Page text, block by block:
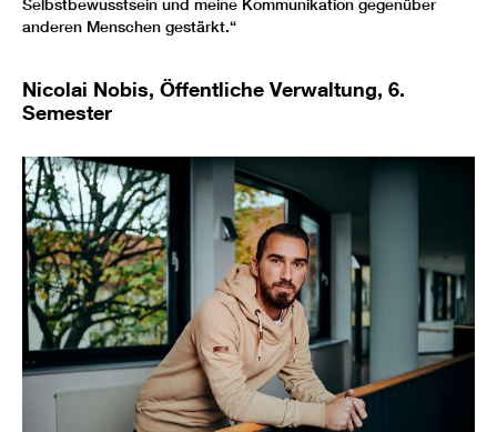
Selbstbewusstsein und meine Kommunikation gegenüber
anderen Menschen gestärkt.“
Nicolai Nobis, Öffentliche Verwaltung, 6.
Semester